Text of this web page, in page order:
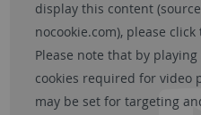
display this content
nocookie.com), please
Please note that by
cookies required for video
may be set for targeting